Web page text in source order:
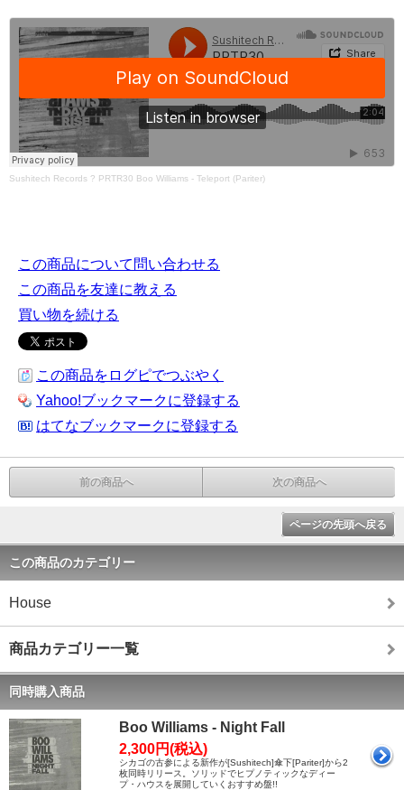
Sushitech Records ? PRTR30 Boo Williams - Teleport (Pariter)
この商品について問い合わせる
この商品を友達に教える
買い物を続ける
この商品をログピでつぶやく
Yahoo!ブックマークに登録する
はてなブックマークに登録する
前の商品へ 次の商品へ
ページの先頭へ戻る
この商品のカテゴリー
House
商品カテゴリー一覧
同時購入商品
Boo Williams - Night Fall
2,300円(税込)
シカゴの古参による新作が[Sushitech]傘下[Pariter]から2
枚同時リリース。ソリッドでヒプノティックなディー
プ・ハウスを展開していくおすすめ盤!!